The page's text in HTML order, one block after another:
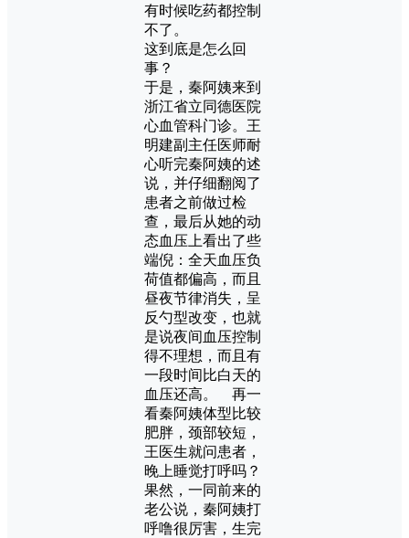
有时候吃药都控制
不了。
这到底是怎么回
事？
于是，秦阿姨来到
浙江省立同德医院
心血管科门诊。王
明建副主任医师耐
心听完秦阿姨的述
说，并仔细翻阅了
患者之前做过检
查，最后从她的动
态血压上看出了些
端倪：全天血压负
荷值都偏高，而且
昼夜节律消失，呈
反勺型改变，也就
是说夜间血压控制
得不理想，而且有
一段时间比白天的
血压还高。 再一
看秦阿姨体型比较
肥胖，颈部较短，
王医生就问患者，
晚上睡觉打呼吗？
果然，一同前来的
老公说，秦阿姨打
呼噜很厉害，生完